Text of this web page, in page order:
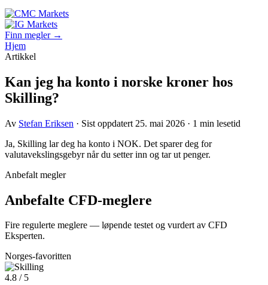
Finn megler →
Hjem
Artikkel
Kan jeg ha konto i norske kroner hos
Skilling?
Av Stefan Eriksen · Sist oppdatert 25. mai 2026 · 1 min lesetid
Ja, Skilling lar deg ha konto i NOK. Det sparer deg for
valutavekslingsgebyr når du setter inn og tar ut penger.
Anbefalt megler
Anbefalte CFD-meglere
Fire regulerte meglere — løpende testet og vurdert av CFD
Eksperten.
Norges-favoritten
4.8 / 5